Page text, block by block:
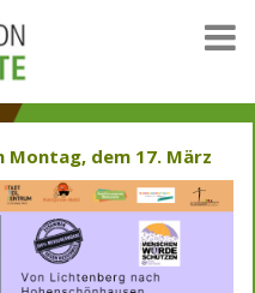
Montag, dem 17. März